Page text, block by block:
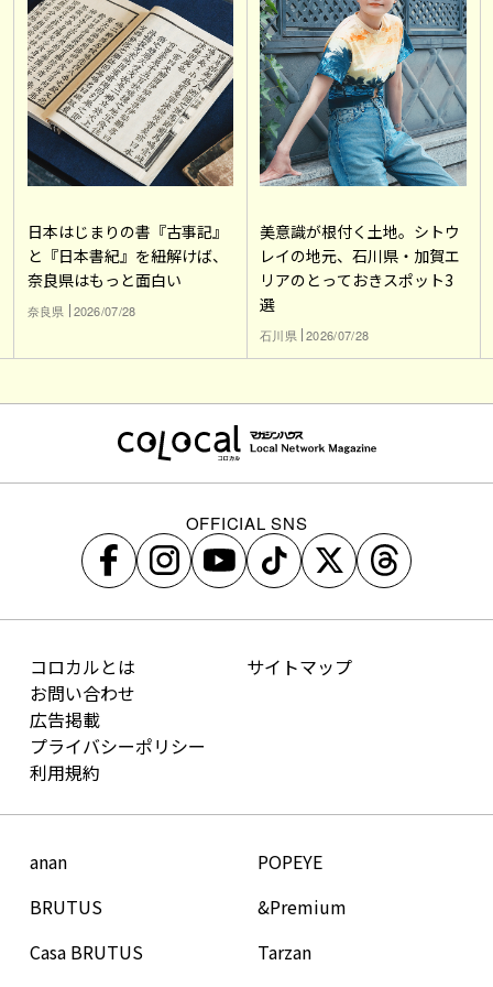
日本はじまりの書『古事記』
と『日本書紀』を紐解けば、
奈良県はもっと面白い
奈良県 2026/07/28
美意識が根付く土地。シトウ
レイの地元、石川県・加賀エ
リアのとっておきスポット3
選
石川県 2026/07/28
OFFICIAL SNS
コロカルとは
お問い合わせ
広告掲載
プライバシーポリシー
利用規約
サイトマップ
anan
BRUTUS
Casa BRUTUS
POPEYE
&Premium
Tarzan